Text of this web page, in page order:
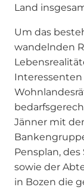
Land
Um das
wandelnden
Interessenten
Jänner mit
Pensplan,
sowie der
in Bozen die